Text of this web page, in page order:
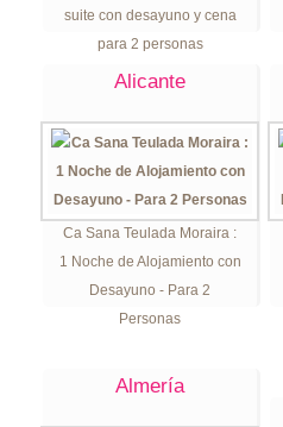
suite con desayuno y cena
para 2 personas
Alicante
Ca Sana Teulada Moraira :
1 Noche de Alojamiento con
Desayuno - Para 2
Personas
Almería